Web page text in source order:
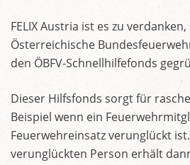
FELIX Austria ist es zu
Österreichische
den ÖBFV-Schnellhilfefonds
Dieser Hilfsfonds sorgt für
Beispiel wenn ein
Feuerwehreinsatz verunglückt
verunglückten Person erhält